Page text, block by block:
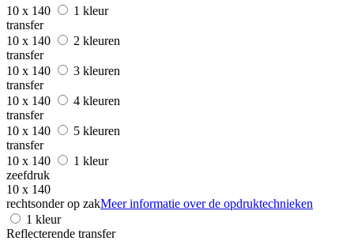
10 x 140
1 kleur
transfer
10 x 140
2 kleuren
transfer
10 x 140
3 kleuren
transfer
10 x 140
4 kleuren
transfer
10 x 140
5 kleuren
transfer
10 x 140
1 kleur
zeefdruk
10 x 140
rechtsonder op zakMeer informatie over de opdruktechnieken
1 kleur
Reflecterende transfer